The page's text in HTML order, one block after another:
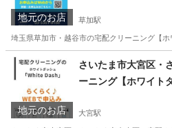
地元のお店 草加駅
埼玉県草加市・越谷市の宅配クリーニング【
埼玉 草加市 草加駅 その他
電話営業
地元のお店
さいたま市大宮区・
ーニング【ホワイト
大宮駅